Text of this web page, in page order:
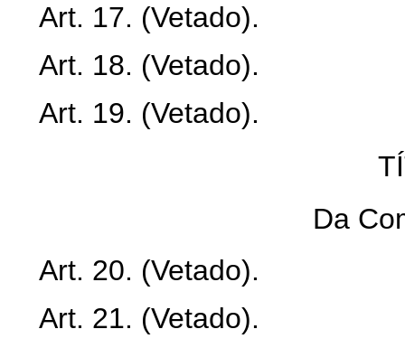
Art. 17. (Vetado).
Art. 18. (Vetado).
Art. 19. (Vetado).
Da
Art. 20. (Vetado).
Art. 21. (Vetado).